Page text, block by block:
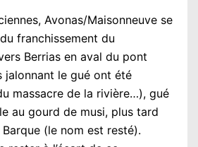
Avonas/Maisonneuve se
franchissement du
Berrias en aval du pont
jalonnant le gué ont été
massacre de la rivière…), gué
au gourd de musi, plus tard
(le nom est resté).